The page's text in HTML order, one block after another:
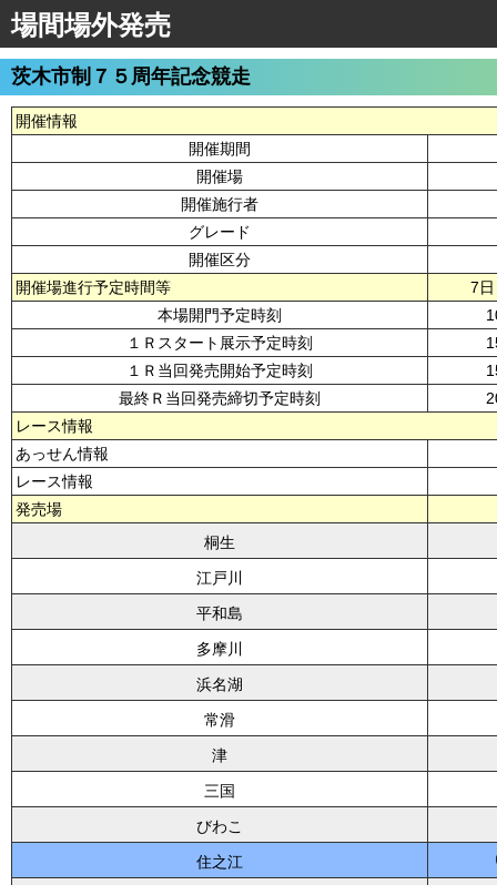
場間場外発売
茨木市制７５周年記念競走
開催情報
開催期間
開催場
開催施行者
グレード
開催区分
開催場進行予定時間等
7
本場開門予定時刻
１Ｒスタート展示予定時刻
１Ｒ当回発売開始予定時刻
最終Ｒ当回発売締切予定時刻
レース情報
あっせん情報
レース情報
発売場
桐生
江戸川
平和島
多摩川
浜名湖
常滑
津
三国
びわこ
住之江